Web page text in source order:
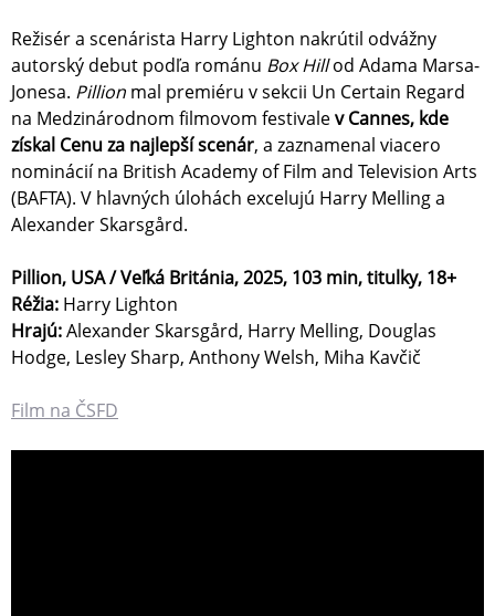
Režisér a scenárista Harry Lighton nakrútil odvážny
autorský debut podľa románu Box Hillod Adama Marsa-
Jonesa. Pillion mal premiéru v sekcii Un Certain Regard
na Medzinárodnom filmovom festivalev Cannes, kde
získal Cenu za najlepší scenár, a zaznamenal viacero
nominácií na British Academy of Film and Television Arts
(BAFTA). V hlavných úlohách excelujú Harry Melling a
Alexander Skarsgård.
Pillion, USA / Veľká Británia, 2025, 103 min, titulky, 18+
Réžia: Harry Lighton
Hrajú:Alexander Skarsgård, Harry Melling, Douglas
Hodge, Lesley Sharp, Anthony Welsh, Miha Kavčič
Film na ČSFD